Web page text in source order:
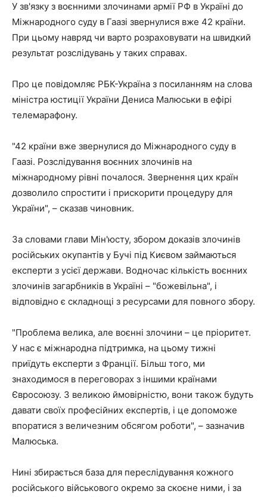
У зв'язку з воєнними злочинами армії РФ в Україні до
Міжнародного суду в Гаазі звернулися вже 42 країни.
При цьому навряд чи варто розраховувати на швидкий
результат розслідувань у таких справах.
Про це повідомляє РБК-Україна з посиланням на слова
міністра юстиції України Дениса Малюськи в ефірі
телемарафону.
"42 країни вже звернулися до Міжнародного суду в
Гаазі. Розслідування воєнних злочинів на
міжнародному рівні почалося. Звернення цих країн
дозволило спростити і прискорити процедуру для
України", – сказав чиновник.
За словами глави Мін'юсту, збором доказів злочинів
російських окупантів у Бучі під Києвом займаються
експерти з усієї держави. Водночас кількість воєнних
злочинів загарбників в Україні – "божевільна", і
відповідно є складнощі з ресурсами для повного збору.
"Проблема велика, але воєнні злочини – це пріоритет.
У нас є міжнародна підтримка, на цьому тижні
приїдуть експерти з Франції. Більш того, ми
знаходимося в переговорах з іншими країнами
Євросоюзу. З великою ймовірністю, вони також будуть
давати своїх професійних експертів, і це допоможе
впоратися з величезним обсягом роботи", – зазначив
Малюська.
Нині збирається база для переслідування кожного
російського військового окремо за скоєне ними, і за